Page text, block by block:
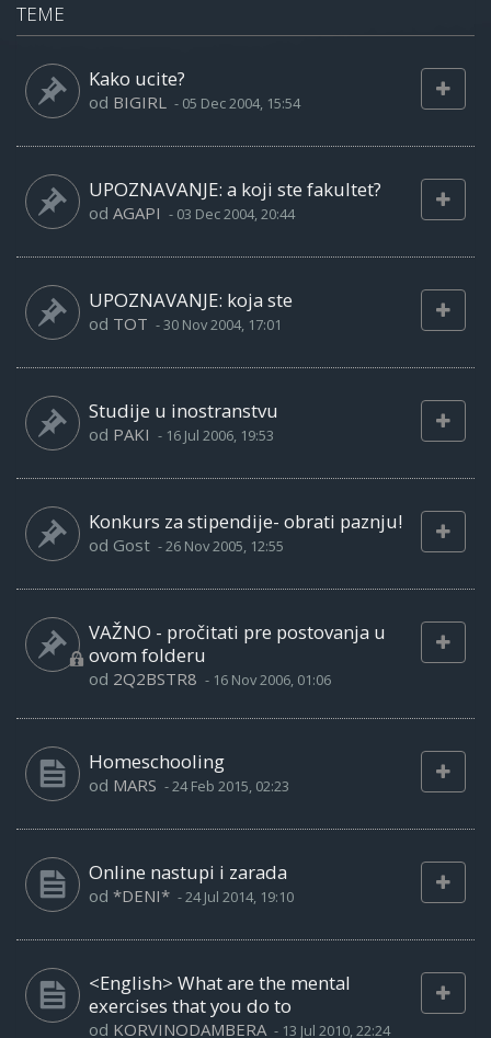
TEME
Kako ucite?
od BIGIRL - 05 Dec 2004, 15:54
UPOZNAVANJE: a koji ste fakultet?
od AGAPI - 03 Dec 2004, 20:44
UPOZNAVANJE: koja ste
od TOT -30 Nov 2004, 17:01
Studije u inostranstvu
od PAKI - 16 Jul 2006, 19:53
Konkurs za stipendije- obrati paznju!
od Gost -26 Nov 2005, 12:55
VAŽNO - pročitati pre postovanja u
ovom folderu
od 2Q2BSTR8 - 16 Nov 2006, 01:06
Homeschooling
od MARS -24 Feb 2015, 02:23
Online nastupi i zarada
od *DENI* -24 Jul 2014, 19:10
<English> What are the mental
exercises that you do to
od KORVINODAMBERA - 13 Jul 2010, 22:24